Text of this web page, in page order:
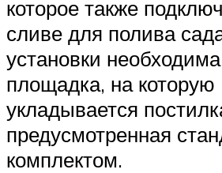
которое также
сливе для полива
установки
площадка, на которую
укладывается
предусмотренная
комплектом.